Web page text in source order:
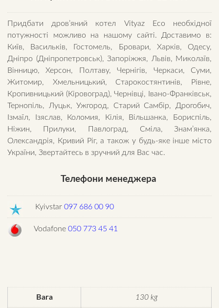
Придбати дров’яний котел Vityaz Eco необхідної
потужності можливо на нашому сайті. Доставимо в:
Київ, Васильків, Гостомель, Бровари, Харків, Одесу,
Дніпро (Дніпропетровськ), Запоріжжя, Львів, Миколаїв,
Вінницю, Херсон, Полтаву, Чернігів, Черкаси, Суми,
Житомир, Хмельницький, Старокостянтинів, Рівне,
Кропивницький (Кіровоград), Чернівці, Івано-Франківськ,
Тернопіль, Луцьк, Ужгород, Старий Самбір, Дрогобич,
Ізмаїл, Ізяслав, Коломия, Кілія, Вільшанка, Бориспіль,
Ніжин, Прилуки, Павлоград, Сміла, Знам’янка,
Олександрія, Кривий Ріг, а також у будь-яке інше місто
України, Звертайтесь в зручний для Вас час.
Телефони менеджера
Kyivstar 097 686 00 90
Vodafone 050 773 45 41
Вага 130 kg